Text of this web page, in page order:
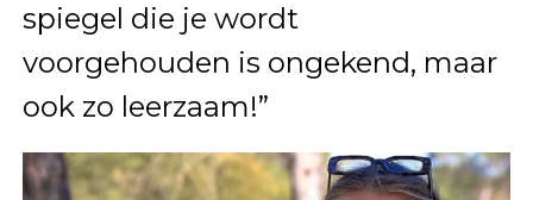
spiegel die je wordt
voorgehouden is ongekend, maar
ook zo leerzaam!”